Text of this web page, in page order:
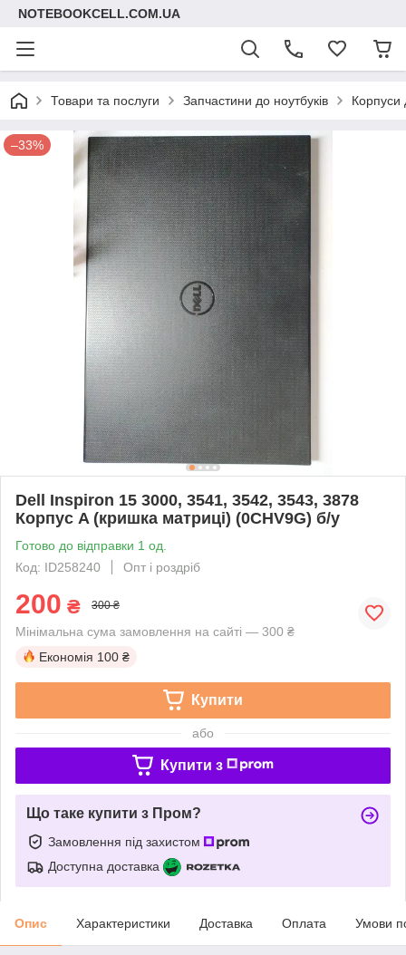
NOTEBOOKCELL.COM.UA
Товари та послуги Запчастини до ноутбуків Корпуси
–33%
Dell Inspiron 15 3000, 3541, 3542, 3543, 3878
Корпус A (кришка матриці) (0CHV9G) б/у
Готово до відправки 1 од.
Код: ID258240
Опт і роздріб
200 ₴ 300 ₴
Мінімальна сума замовлення на сайті — 300 ₴
Економія 100 ₴
Купити
або
Купити з
Що таке купити з Пром?
Замовлення під захистом
Доступна доставка
Опис Характеристики Доставка Оплата Умови